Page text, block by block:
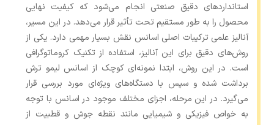
استانداردهای دقیق صنعتی انجام می‌شود که کیفیت نهایی
محصول را به‌ طور مستقیم تحت ‌تأثیر قرار می‌دهد. در این مسیر،
آنالیز علمی ترکیبات اصلی اسانس نقش بسیار مهمی دارد. یکی از
روش‌های دقیق برای این آنالیز، استفاده از تکنیک کروماتوگرافی
است. در این روش، ابتدا نمونه‌ای کوچک از اسانس لیمو ترش
برداشت شده و سپس با دستگاه‌های ویژه‌ای مورد بررسی قرار
می‌گیرد. در این مرحله، اجزای مختلف موجود در اسانس با توجه
به خواص فیزیکی و شیمیایی مانند نقطه جوش و قطبیت از